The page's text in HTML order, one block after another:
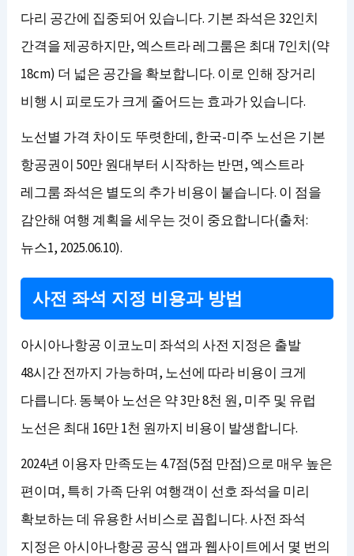
다리 공간에 집중되어 있습니다. 기본 좌석은 32인치
간격을 제공하지만, 엑스트라 레그룸은 최대 7인치(약
18cm) 더 넓은 공간을 확보합니다. 이로 인해 장거리
비행 시 피로도가 크게 줄어드는 효과가 있습니다.
노선별 가격 차이도 뚜렷한데, 한국-미주 노선은 기본
항공권이 50만 원대부터 시작하는 반면, 엑스트라
레그룸 좌석은 별도의 추가 비용이 붙습니다. 이 점을
감안해 여행 계획을 세우는 것이 중요합니다(출처:
뉴스1, 2025.06.10).
사전 좌석 지정 비용과 방법
아시아나항공 이코노미 좌석의 사전 지정은 출발
48시간 전까지 가능하며, 노선에 따라 비용이 크게
다릅니다. 동북아 노선은 약 3만 8천 원, 미주 및 유럽
노선은 최대 16만 1천 원까지 비용이 발생합니다.
2024년 이용자 만족도는 4.7점(5점 만점)으로 매우 높은
편이며, 특히 가족 단위 여행객이 선호 좌석을 미리
확보하는 데 유용한 서비스로 꼽힙니다. 사전 좌석
지정은 아시아나항공 공식 앱과 웹사이트에서 몇 번의